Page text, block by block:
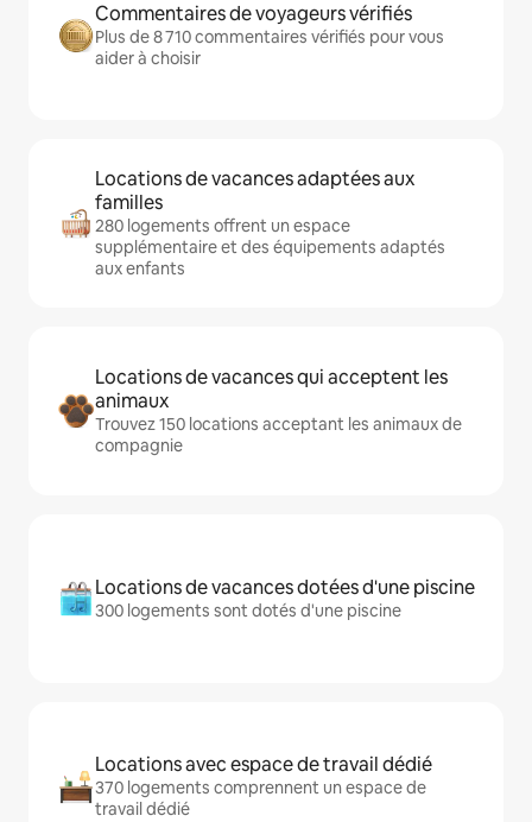
Commentaires de voyageurs vérifiés
Plus de 8 710 commentaires vérifiés pour vous
aider à choisir
Locations de vacances adaptées aux
familles
280 logements offrent un espace
supplémentaire et des équipements adaptés
aux enfants
Locations de vacances qui acceptent les
animaux
Trouvez 150 locations acceptant les animaux de
compagnie
Locations de vacances dotées d'une piscine
300 logements sont dotés d'une piscine
Locations avec espace de travail dédié
370 logements comprennent un espace de
travail dédié